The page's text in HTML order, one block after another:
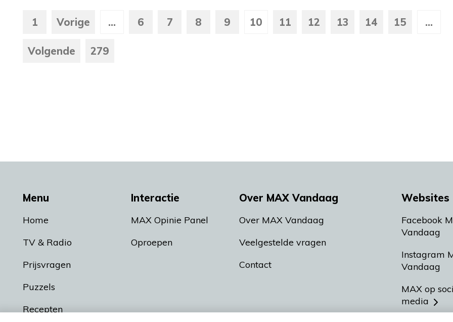
1 Vorige ... 6 7 8 9 10 11 12 13 14 15 ...
Volgende 279
Menu
Home
TV & Radio
Prijsvragen
Puzzels
Recepten
Interactie
MAX Opinie Panel
Oproepen
Over MAX Vandaag
Over MAX Vandaag
Veelgestelde vragen
Contact
Websites
Facebook
Vandaag
Instagram
Vandaag
MAX op
media